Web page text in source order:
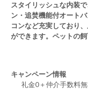
スタイリッシュな内装
ン・追焚機能付オート
コンなど充実しており
ができます。ペットの
キャンペーン情報
礼金0＋仲介手数料